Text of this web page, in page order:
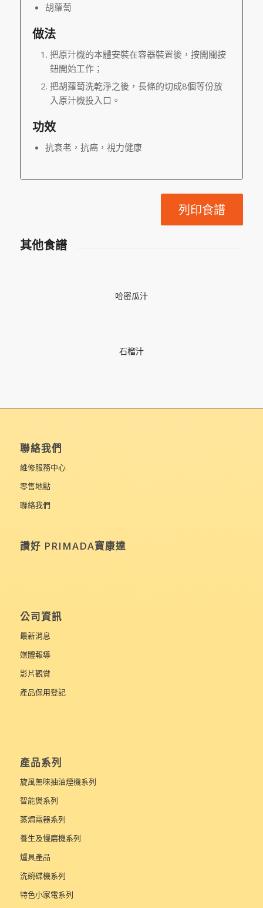
胡蘿蔔
做法
把原汁機的本體安裝在容器裝置後，按開關按
鈕開始工作；
把胡蘿蔔洗乾淨之後，長條的切成8個等份放
入原汁機投入口。
功效
抗衰老，抗癌，視力健康
列印食譜
其他食譜
哈密瓜汁
石榴汁
聯絡我們
維修服務中心
零售地點
聯絡我們
讚好 PRIMADA寶康達
公司資訊
最新消息
媒體報導
影片觀賞
產品保用登記
產品系列
旋風無味抽油煙機系列
智能煲系列
蒸焗電器系列
養生及慢磨機系列
爐具產品
洗碗碟機系列
特色小家電系列